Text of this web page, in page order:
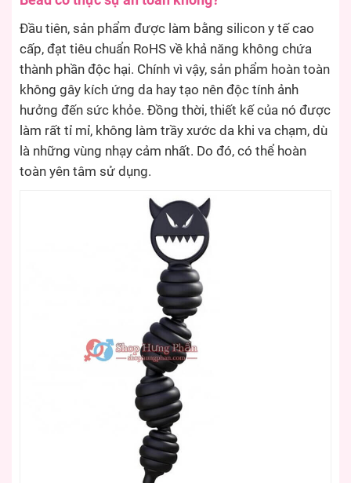
Đầu tiên, sản phẩm được làm bằng silicon y tế cao
cấp, đạt tiêu chuẩn RoHS về khả năng không chứa
thành phần độc hại. Chính vì vậy, sản phẩm hoàn toàn
không gây kích ứng da hay tạo nên độc tính ảnh
hưởng đến sức khỏe. Đồng thời, thiết kế của nó được
làm rất tỉ mỉ, không làm trầy xước da khi va chạm, dù
là những vùng nhạy cảm nhất. Do đó, có thể hoàn
toàn yên tâm sử dụng.